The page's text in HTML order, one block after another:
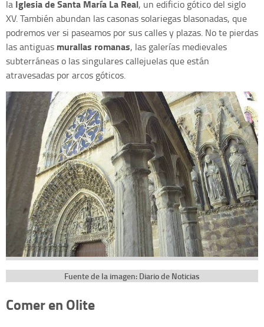
la Iglesia de Santa María La Real, un edificio gótico del siglo
XV. También abundan las casonas solariegas blasonadas, que
podremos ver si paseamos por sus calles y plazas. No te pierdas
las antiguas murallas romanas, las galerías medievales
subterráneas o las singulares callejuelas que están
atravesadas por arcos góticos.
Fuente de la imagen: Diario de Noticias
Comer en Olite